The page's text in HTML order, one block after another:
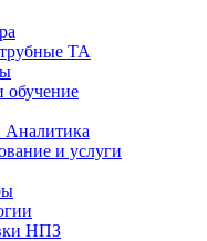
ТА
обучение
Аналитика
и услуги
НПЗ